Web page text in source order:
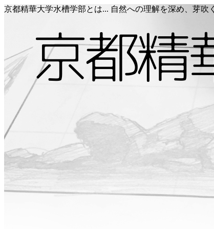
京都精華大学水槽学部とは... 自然への理解を深め、芽